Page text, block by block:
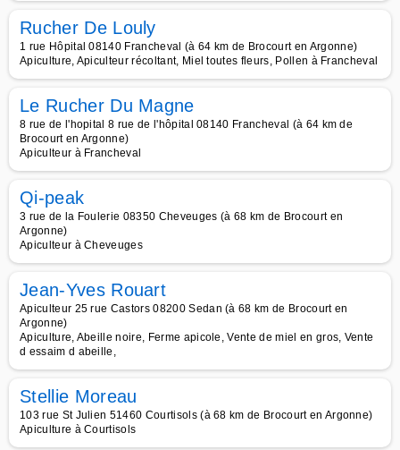
Rucher De Louly
1 rue Hôpital 08140 Francheval (à 64 km de Brocourt en Argonne)
Apiculture, Apiculteur récoltant, Miel toutes fleurs, Pollen à Francheval
Le Rucher Du Magne
8 rue de l'hopital 8 rue de l'hôpital 08140 Francheval (à 64 km de
Brocourt en Argonne)
Apiculteur à Francheval
Qi-peak
3 rue de la Foulerie 08350 Cheveuges (à 68 km de Brocourt en
Argonne)
Apiculteur à Cheveuges
Jean-Yves Rouart
Apiculteur 25 rue Castors 08200 Sedan (à 68 km de Brocourt en
Argonne)
Apiculture, Abeille noire, Ferme apicole, Vente de miel en gros, Vente
d essaim d abeille,
Stellie Moreau
103 rue St Julien 51460 Courtisols (à 68 km de Brocourt en Argonne)
Apiculture à Courtisols